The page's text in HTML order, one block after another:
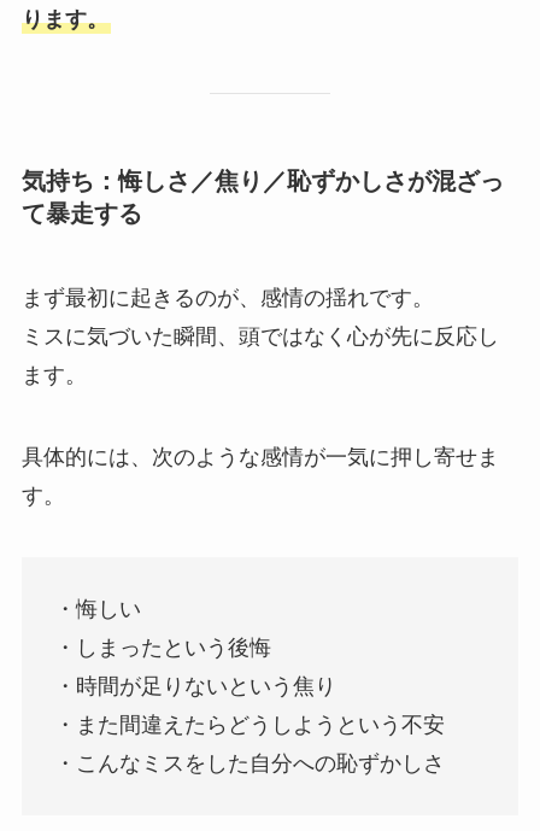
ります。
気持ち：悔しさ／焦り／恥ずかしさが混ざっ
て暴走する
まず最初に起きるのが、感情の揺れです。
ミスに気づいた瞬間、頭ではなく心が先に反応し
ます。
具体的には、次のような感情が一気に押し寄せま
す。
・悔しい
・しまったという後悔
・時間が足りないという焦り
・また間違えたらどうしようという不安
・こんなミスをした自分への恥ずかしさ